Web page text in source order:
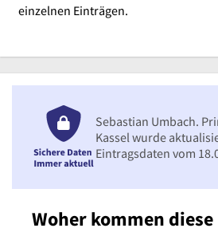
einzelnen Einträgen.
Woher kommen diese
Sebastian Umbach.
Kassel wurde
Eintragsdaten vom